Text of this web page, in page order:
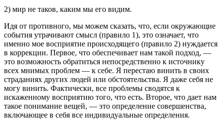
2) мир не таков, каким мы его видим.
Идя от противного, мы можем сказать, что, если окружающие
события утрачивают смысл (правило 1), это означает, что
именно мое восприятие происходящего (правило 2) нуждается
в коррекции. Первое, что обеспечивает нам такой подход, —
это возможность обратиться непосредственно к источнику
всех мнимых проблем — к себе. Я перестаю винить в своих
страданиях других людей или обстоятельства. Я даже себя не
могу винить. Фактически, все проблемы сводятся к
искаженному восприятию того, что есть. Второе, что дает нам
такое понимание вещей, — это определение совершенства,
включающее в себя все индивидуальные определения.